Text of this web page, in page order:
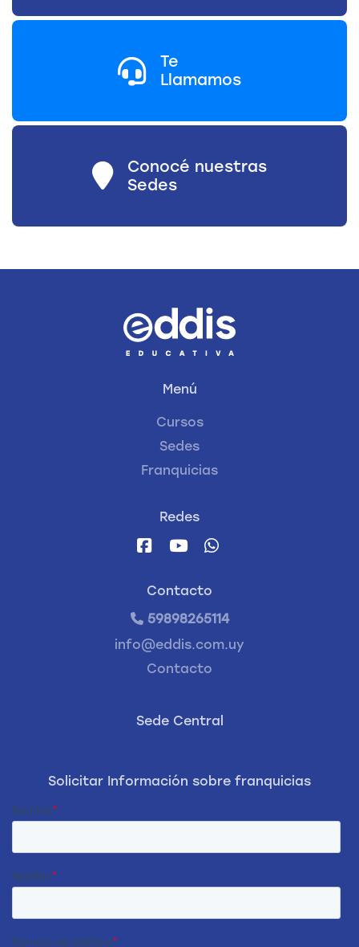
Te
Llamamos
Conocé nuestras
Sedes
Menú
Cursos
Sedes
Franquicias
Redes
Contacto
59898265114
info@eddis.com.uy
Contacto
Sede Central
Solicitar Información sobre franquicias